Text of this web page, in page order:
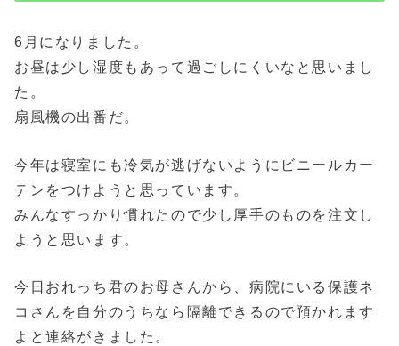
6月になりました。
お昼は少し湿度もあって過ごしにくいなと思いまし
た。
扇風機の出番だ。
今年は寝室にも冷気が逃げないようにビニールカー
テンをつけようと思っています。
みんなすっかり慣れたので少し厚手のものを注文し
ようと思います。
今日おれっち君のお母さんから、病院にいる保護ネ
コさんを自分のうちなら隔離できるので預かれます
よと連絡がきました。